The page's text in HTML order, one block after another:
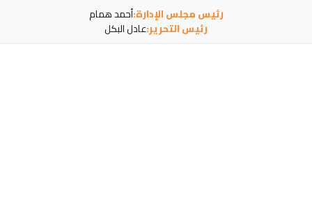
رئيس مجلس الإدارة:أحمد همام
رئيس التحرير:عادل البكل